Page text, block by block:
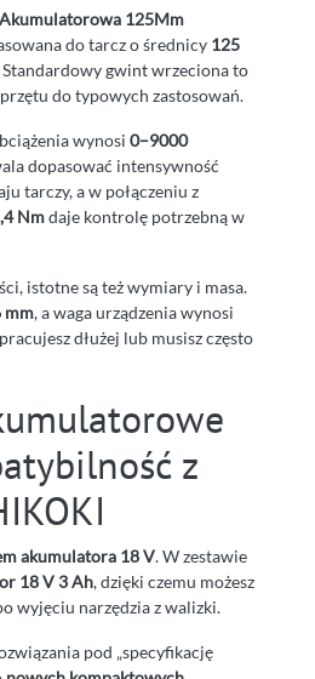
125Mm
do tarcz o średnicy 125
Standardowy gwint wrzeciona to
do typowych zastosowań.
wynosi 0–9000
dopasować intensywność
tarczy, a w połączeniu z
Nmdaje kontrolę potrzebną w
istotne są też wymiary i masa.
mm, a waga urządzenia wynosi
dłużej lub musisz często
z
akumulatora 18 V. W zestawie
18 V 3 Ah, dzięki czemu możesz
wyjęciu narzędzia z walizki.
pod „specyfikację